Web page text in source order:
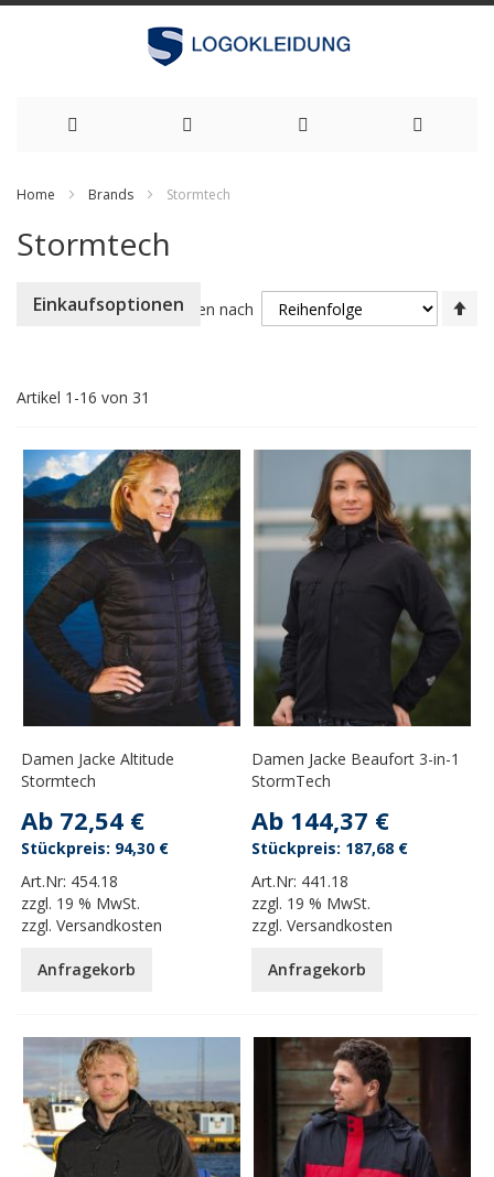
springen
Home Brands Stormtech
Stormtech
Artikel 1 -16 von 31
Sortieren nach
Damen Jacke Altitude
Stormtech
Ab 72,54 €
Art.Nr: 454.18
zzgl. 19 % MwSt.
zzgl.Versandkosten
94,30 €
Anfragekorb
Damen Jacke Beaufort 3-in-1
StormTech
Ab 144,37 €
Art.Nr: 441.18
zzgl. 19 % MwSt.
zzgl.Versandkosten
187,68 €
Anfragekorb
Einkaufsoptionen